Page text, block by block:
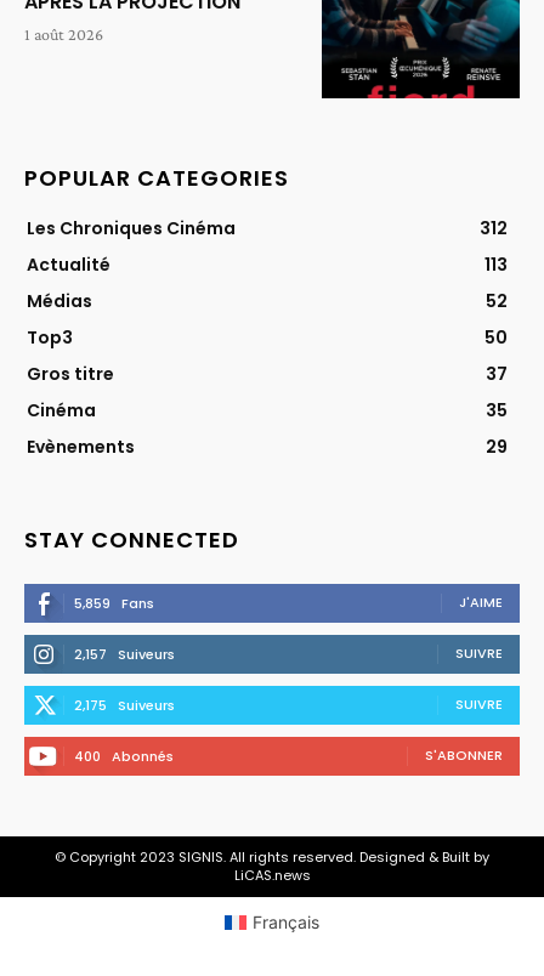
1 août 2026
POPULAR CATEGORIES
Les Chroniques Cinéma
312
Actualité
113
Médias
52
Top3
50
Gros titre
37
Cinéma
35
Evènements
29
STAY CONNECTED
5,859 Fans J'AIME
2,157 Suiveurs SUIVRE
2,175 Suiveurs SUIVRE
400 Abonnés S'ABONNER
© Copyright 2023 SIGNIS. All rights reserved. Designed & Built by
LiCAS.news
Français